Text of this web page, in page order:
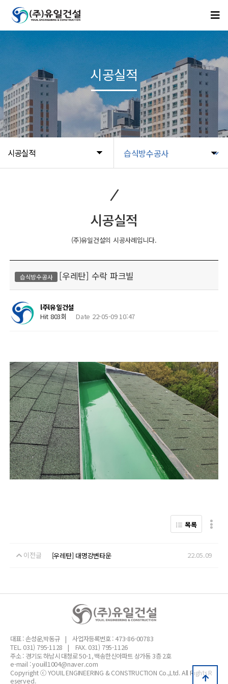
시공실적
시공실적
시공실적
(주)유일건설의 시공사례입니다.
습식방수공사 [우레탄] 수락 파크빌
l주l유일건설
Hit 803회
Date 22-05-09 10:47
목록
이전글 [우레탄] 대명강변타운 22.05.09
대표 : 손성운,박동규
사업자등록번호 : 473-86-00783
TEL. 031) 795-1128
FAX. 031) 795-1126
주소 : 경기도 하남시 대청로 50-1, 백송한신아파트 상가동 3층 2호
e-mail : youill1004@naver.com
Copyright ⓒ YOUIL ENGINEERING & CONSTRUCTION Co.,Ltd. All Rights R
eserved.